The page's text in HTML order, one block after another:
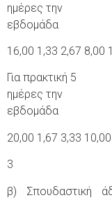
ημέρες την
εβδομάδα
16,00 1,33 2,67 8,00
Για πρακτική 5
ημέρες την
εβδομάδα
20,00 1,67 3,33
3
β) Σπουδαστική